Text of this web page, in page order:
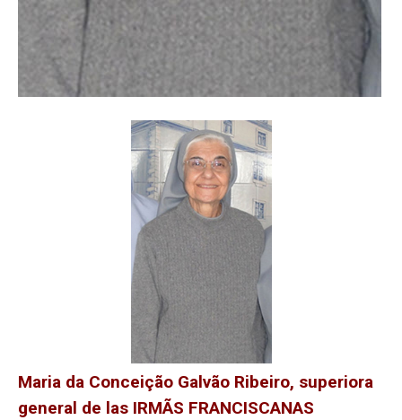
Maria da Conceição Galvão Ribeiro, superiora
general de las IRMÃS FRANCISCANAS